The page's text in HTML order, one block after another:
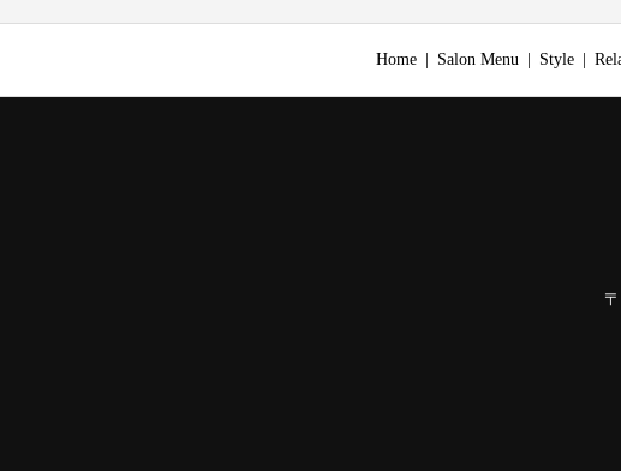
Home Salon Menu Style